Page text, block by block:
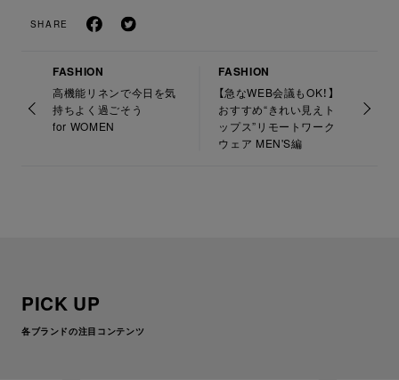
SHARE
FASHION
高機能リネンで今日を気
持ちよく過ごそう
for WOMEN
FASHION
【急なWEB会議もOK！】
おすすめ“きれい見えト
ップス”リモートワーク
ウェア MEN'S編
PICK UP
各ブランドの注目コンテンツ